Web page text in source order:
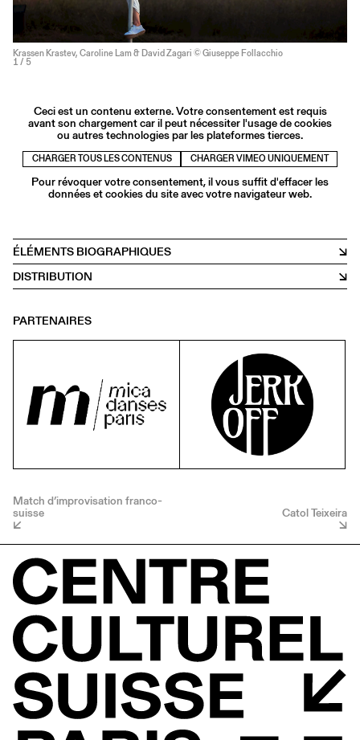
Krassen Krastev, Caroline Lam & David Zagari © Giuseppe Follacchio
1 / 5
Ceci est un contenu externe. Votre consentement est requis
avant son chargement car il peut nécessiter l'usage de cookies
ou autres technologies par les plateformes tierces.
CHARGER TOUS LES CONTENUS CHARGER VIMEO UNIQUEMENT
Pour révoquer votre consentement, il vous suffit d'effacer les
données et cookies du site avec votre navigateur web.
ÉLÉMENTS BIOGRAPHIQUES
DISTRIBUTION
PARTENAIRES
Match d’improvisation franco-
suisse Catol Teixeira